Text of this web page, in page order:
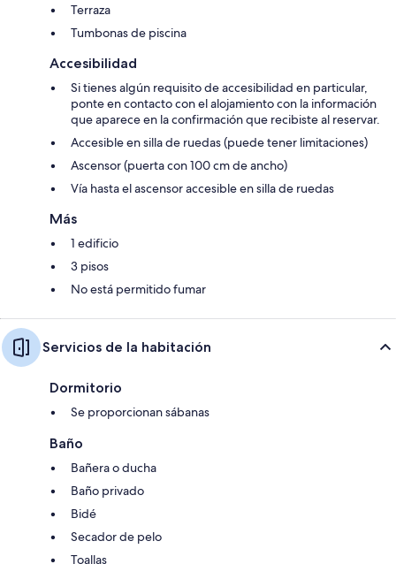
Terraza
Tumbonas de piscina
Accesibilidad
Si tienes algún requisito de accesibilidad en particular,
ponte en contacto con el alojamiento con la información
que aparece en la confirmación que recibiste al reservar.
Accesible en silla de ruedas (puede tener limitaciones)
Ascensor (puerta con 100 cm de ancho)
Vía hasta el ascensor accesible en silla de ruedas
Más
1 edificio
3 pisos
No está permitido fumar
Servicios de la habitación
Dormitorio
Se proporcionan sábanas
Baño
Bañera o ducha
Baño privado
Bidé
Secador de pelo
Toallas